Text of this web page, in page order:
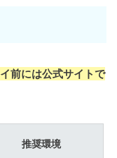
前には公式サイトで
推奨環境